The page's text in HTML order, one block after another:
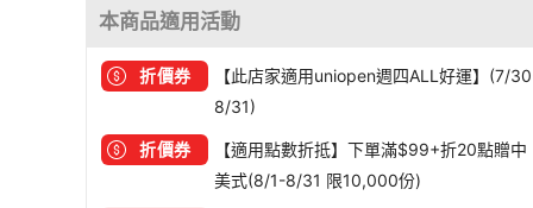
本商品適用活動
折價券
【此店家適用uniopen週四ALL好運】(7/
8/31)
折價券
【適用點數折抵】下單滿$99+折20點贈中
美式(8/1-8/31 限10,000份)